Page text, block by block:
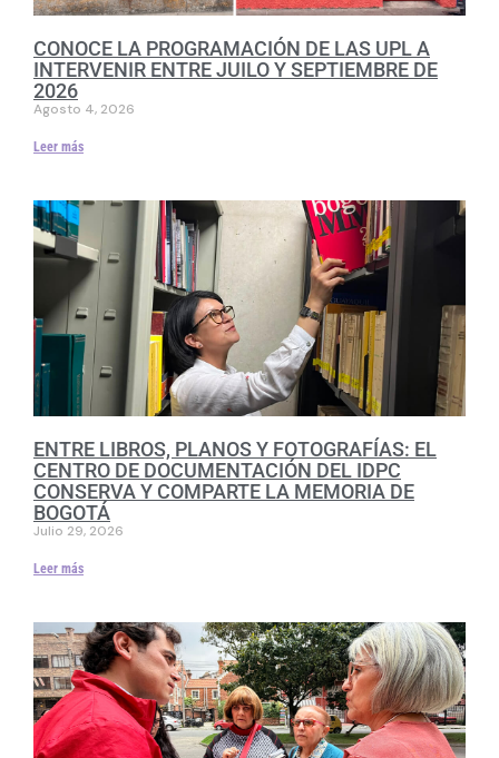
CONOCE LA PROGRAMACIÓN DE LAS UPL A
INTERVENIR ENTRE JUILO Y SEPTIEMBRE DE
2026
Agosto 4, 2026
Leer más
ENTRE LIBROS, PLANOS Y FOTOGRAFÍAS: EL
CENTRO DE DOCUMENTACIÓN DEL IDPC
CONSERVA Y COMPARTE LA MEMORIA DE
BOGOTÁ
Julio 29, 2026
Leer más